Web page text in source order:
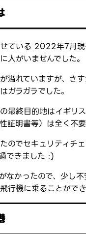
ている 2022年7月
人がいませんでした。
溢れていますが、さ
ガラガラでした。
最終目的地はイギリ
証明書等）は全く不要
のでセキュリティチ
できました :)
なかったので、少し
行機に乗ることがで